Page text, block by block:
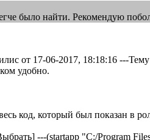
было найти. Рекомендую
от 17-06-2017, 18:18:16 ---
удобно.
код, который был показан в
---(startapp "C:/Program